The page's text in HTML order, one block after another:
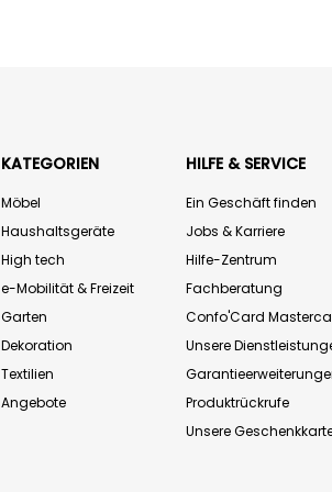
KATEGORIEN
Möbel
Haushaltsgeräte
High tech
e-Mobilität & Freizeit
Garten
Dekoration
Textilien
Angebote
HILFE & SERVICE
Ein Geschäft finden
Jobs & Karriere
Hilfe-Zentrum
Fachberatung
Confo'Card
Unsere
Produktrückrufe
Unsere